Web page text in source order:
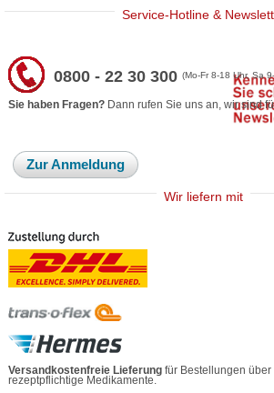
Service-Hotline &
0800 - 22 30 300(Mo-Fr 8-18 Uhr, Sa
Sie haben Fragen? Dann rufen Sie uns an, wir sind
Zur Anmeldung
Wir liefern mit
Versandkostenfreie Lieferung für Bestellungen
rezeptpflichtige Medikamente.